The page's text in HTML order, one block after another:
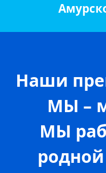
Наши
МЫ –
МЫ